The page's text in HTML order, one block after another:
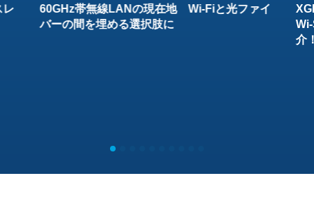
レ
60GHz帯無線LANの現在地 Wi-Fiと光ファイ
バーの間を埋める選択肢に
介